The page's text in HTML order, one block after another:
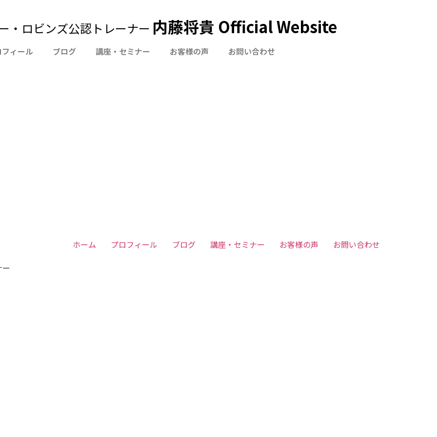
・ロビンズ公認トレーナー 内藤将貴 Official Website
ィール ブログ 講座・セミナー お客様の声 お問い合わせ
ホーム プロフィール ブログ 講座・セミナー お客様の声 お問い合わせ